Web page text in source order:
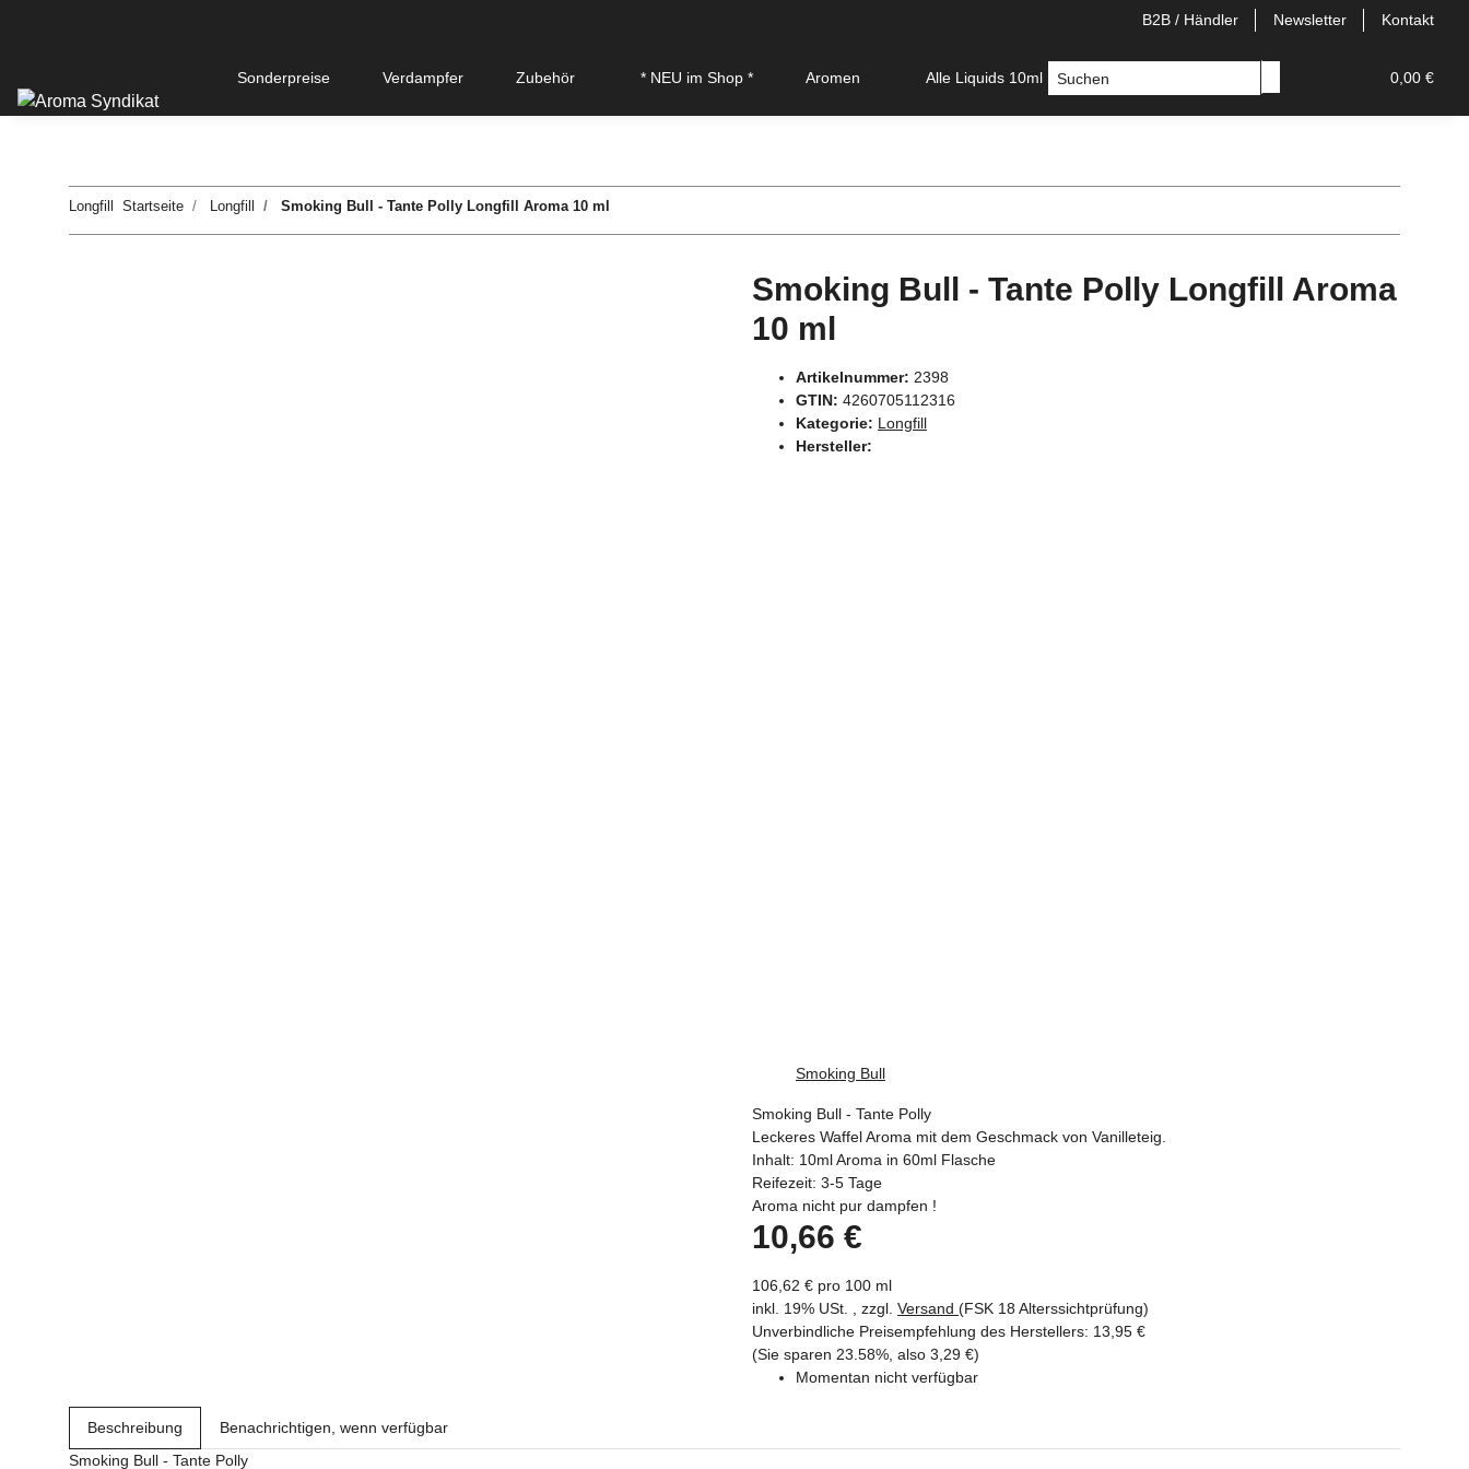
B2B / Händler Newsletter Kontakt
0,00 €
Sonderpreise Verdampfer Zubehör * NEU im Shop * Aromen Alle Liquids 10ml Einweg/Pods
Longfill Startseite Longfill Smoking Bull - Tante Polly Longfill Aroma 10 ml
Smoking Bull - Tante Polly Longfill Aroma
10 ml
Artikelnummer: 2398
GTIN: 4260705112316
Kategorie: Longfill
Hersteller:
Smoking Bull
Smoking Bull - Tante Polly
Leckeres Waffel Aroma mit dem Geschmack von Vanilleteig.
Inhalt: 10ml Aroma in 60ml Flasche
Reifezeit: 3-5 Tage
Aroma nicht pur dampfen !
10,66 €
106,62 € pro 100 ml
inkl. 19% USt. , zzgl. Versand (FSK 18 Alterssichtprüfung)
Unverbindliche Preisempfehlung des Herstellers: 13,95 €
(Sie sparen 23.58% , also 3,29 €)
Momentan nicht verfügbar
Beschreibung
Benachrichtigen, wenn verfügbar
Smoking Bull - Tante Polly